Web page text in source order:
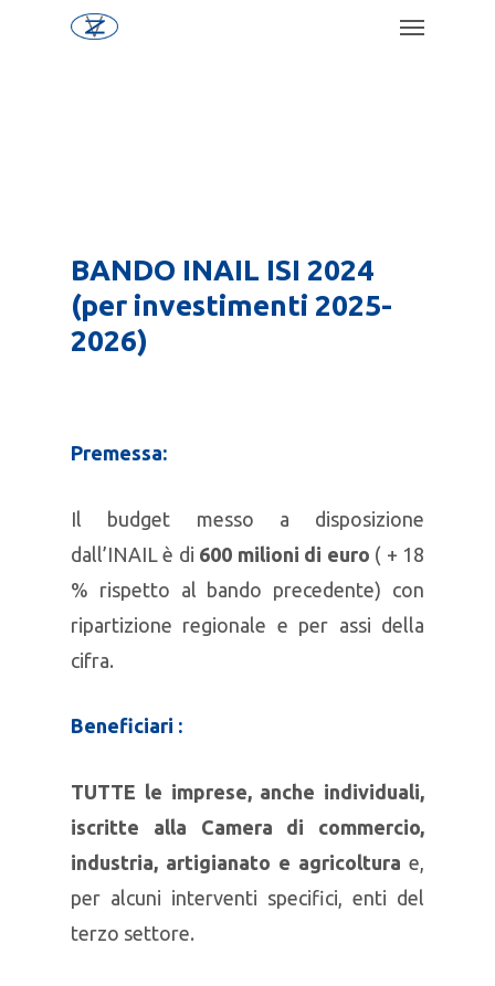
BANDO INAIL ISI 2024
(per investimenti 2025-
2026)
Premessa:
Il budget messo a disposizione
dall’INAIL è di 600 milioni di euro ( + 18
% rispetto al bando precedente) con
ripartizione regionale e per assi della
cifra.
Beneficiari :
TUTTE le imprese, anche individuali,
iscritte alla Camera di commercio,
industria, artigianato e agricoltura e,
per alcuni interventi specifici, enti del
terzo settore.